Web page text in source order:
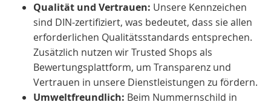
Qualität und Vertrauen: Unsere Kennzeichen
sind DIN-zertifiziert, was bedeutet, dass sie allen
erforderlichen Qualitätsstandards entsprechen.
Zusätzlich nutzen wir Trusted Shops als
Bewertungsplattform, um Transparenz und
Vertrauen in unsere Dienstleistungen zu fördern.
Umweltfreundlich: Beim Nummernschild in